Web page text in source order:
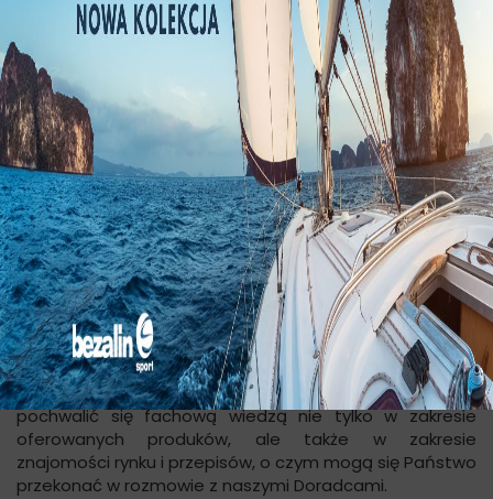
Z małego prywatnego warsztatu, założonego w drugiej
połowie XIX wieku, który wytwarzał liny z włókien
naturalnych najprostszą metodą, na przestrzeni lat
powstał nowoczesny zakład produkcyjny
wykorzystujący najnowsze technologie i bogactwo
swego długoletniego doświadczenia w branży.
Możemy się poszczycić bardzo szeroką ofertą
produkcyjną. Nasza oferta ukierunkowana jest głównie
na zaopatrywanie branż takich jak rolnictwo -Bezalin
Agro, pożarnictwo -Bezalin Fire, branża sportowa
Bezalin Sportoraz branża techniczaBezalin
Tech. Zastosowanie produktów Bezalinu jest
praktycznie nieograniczone i często zależy od
pomysłowości użytkownika.
Nasze produkty spełniają normy europejskie, co
potwierdzają uzyskane przez nas certyfikaty. Możemy
pochwalić się fachową wiedzą nie tylko w zakresie
oferowanych produków, ale także w zakresie
znajomości rynku i przepisów, o czym mogą się Państwo
przekonać w rozmowie z naszymi Doradcami.